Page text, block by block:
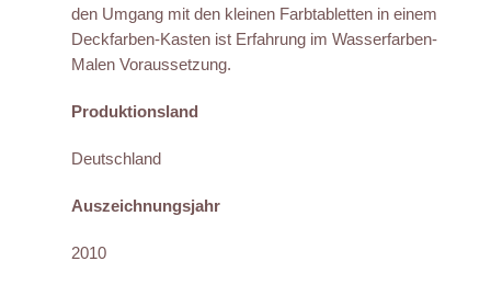
den Umgang mit den kleinen Farbtabletten in einem
Deckfarben-Kasten ist Erfahrung im Wasserfarben-
Malen Voraussetzung.
Produktionsland
Deutschland
Auszeichnungsjahr
2010